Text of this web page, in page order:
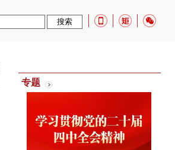
专题